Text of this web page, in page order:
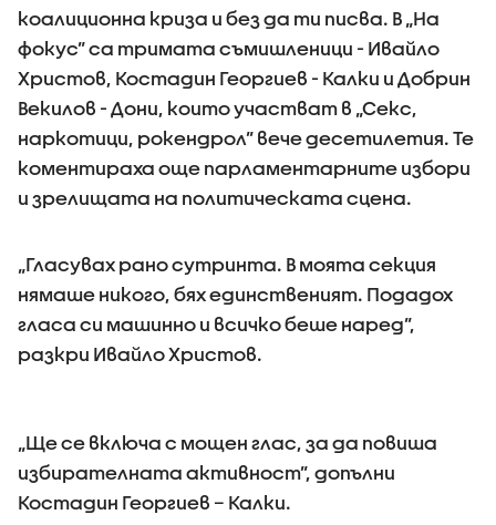
коалиционна криза и без да ти писва. В „На
фокус” са тримата съмишленици - Ивайло
Христов, Костадин Георгиев - Калки и Добрин
Векилов - Дони, които участват в „Секс,
наркотици, рокендрол” вече десетилетия. Те
коментираха още парламентарните избори
и зрелищата на политическата сцена.
„Гласувах рано сутринта. В моята секция
нямаше никого, бях единственият. Подадох
гласа си машинно и всичко беше наред”,
разкри Ивайло Христов.
„Ще се включа с мощен глас, за да повиша
избирателната активност”, допълни
Костадин Георгиев – Калки.